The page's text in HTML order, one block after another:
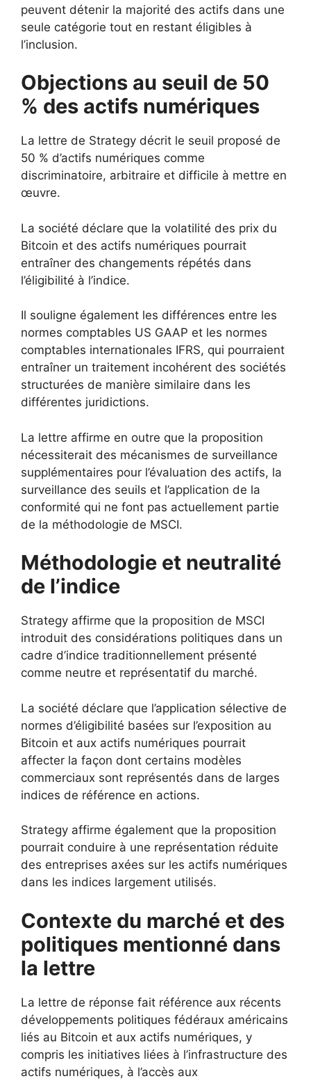
peuvent détenir la majorité des actifs dans une
seule catégorie tout en restant éligibles à
l’inclusion.
Objections au seuil de 50
% des actifs numériques
La lettre de Strategy décrit le seuil proposé de
50 % d’actifs numériques comme
discriminatoire, arbitraire et difficile à mettre en
œuvre.
La société déclare que la volatilité des prix du
Bitcoin et des actifs numériques pourrait
entraîner des changements répétés dans
l’éligibilité à l’indice.
Il souligne également les différences entre les
normes comptables US GAAP et les normes
comptables internationales IFRS, qui pourraient
entraîner un traitement incohérent des sociétés
structurées de manière similaire dans les
différentes juridictions.
La lettre affirme en outre que la proposition
nécessiterait des mécanismes de surveillance
supplémentaires pour l’évaluation des actifs, la
surveillance des seuils et l’application de la
conformité qui ne font pas actuellement partie
de la méthodologie de MSCI.
Méthodologie et neutralité
de l’indice
Strategy affirme que la proposition de MSCI
introduit des considérations politiques dans un
cadre d’indice traditionnellement présenté
comme neutre et représentatif du marché.
La société déclare que l’application sélective de
normes d’éligibilité basées sur l’exposition au
Bitcoin et aux actifs numériques pourrait
affecter la façon dont certains modèles
commerciaux sont représentés dans de larges
indices de référence en actions.
Strategy affirme également que la proposition
pourrait conduire à une représentation réduite
des entreprises axées sur les actifs numériques
dans les indices largement utilisés.
Contexte du marché et des
politiques mentionné dans
la lettre
La lettre de réponse fait référence aux récents
développements politiques fédéraux américains
liés au Bitcoin et aux actifs numériques, y
compris les initiatives liées à l’infrastructure des
actifs numériques, à l’accès aux